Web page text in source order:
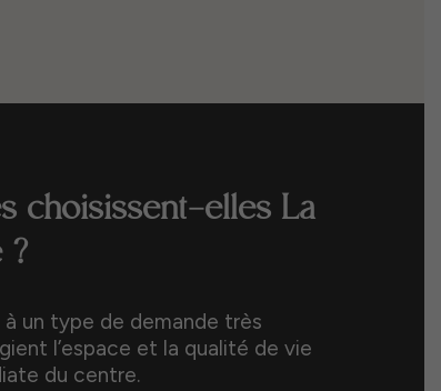
choisissent-elles La
?
un type de demande très
l’espace et la qualité de vie
du centre.